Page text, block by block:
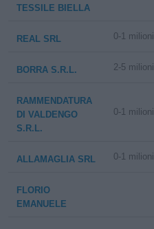
TESSILE BIELLA
REAL SRL 0-1 milioni
BORRA S.R.L. 2-5 milioni
RAMMENDATURA
DI VALDENGO
S.R.L.
0-1 milioni
ALLAMAGLIA SRL 0-1 milioni
FLORIO
EMANUELE